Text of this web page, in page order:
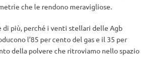
che le rendono meravigliose.
di più, perché i venti stellari delle Agb
l’85 per cento del gas e il 35 per
della polvere che ritroviamo nello spazio